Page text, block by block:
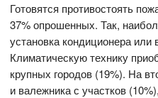
Готовятся противостоять
37% опрошенных. Так,
установка кондиционера или
Климатическую технику
крупных городов (19%). На
и валежника с участков